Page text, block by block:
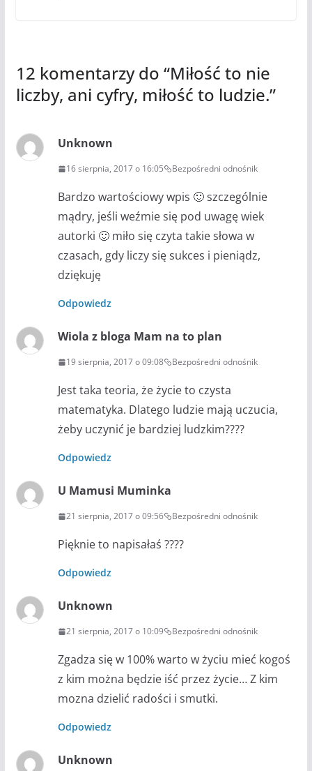
12 komentarzy do “Miłość to nie
liczby, ani cyfry, miłość to ludzie.”
Unknown
16 sierpnia, 2017 o 16:05 Bezpośredni odnośnik
Bardzo wartościowy wpis 🙂 szczególnie
mądry, jeśli weźmie się pod uwagę wiek
autorki 🙂 miło się czyta takie słowa w
czasach, gdy liczy się sukces i pieniądz,
dziękuję
Odpowiedz
Wiola z bloga Mam na to plan
19 sierpnia, 2017 o 09:08 Bezpośredni odnośnik
Jest taka teoria, że życie to czysta
matematyka. Dlatego ludzie mają uczucia,
żeby uczynić je bardziej ludzkim????
Odpowiedz
U Mamusi Muminka
21 sierpnia, 2017 o 09:56 Bezpośredni odnośnik
Pięknie to napisałaś ????
Odpowiedz
Unknown
21 sierpnia, 2017 o 10:09 Bezpośredni odnośnik
Zgadza się w 100% warto w życiu mieć kogoś
z kim można będzie iść przez życie… Z kim
mozna dzielić radości i smutki.
Odpowiedz
Unknown